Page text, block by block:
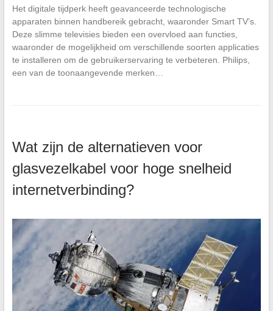
Het digitale tijdperk heeft geavanceerde technologische
apparaten binnen handbereik gebracht, waaronder Smart TV’s.
Deze slimme televisies bieden een overvloed aan functies,
waaronder de mogelijkheid om verschillende soorten applicaties
te installeren om de gebruikerservaring te verbeteren. Philips,
een van de toonaangevende merken…
Wat zijn de alternatieven voor
glasvezelkabel voor hoge snelheid
internetverbinding?